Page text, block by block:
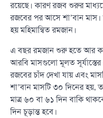
রয়েছে। কারণ রজব শুরুর
রজবের পর আসে শা’বান
হয় মহিমান্বিত রমজান।
এ বছর রমজান শুরু হতে আর
আরবি মাসগুলো মূলত
রজবের চাঁদ দেখা যায় এবং
শা’বান মাসটি ৩০ দিনের
মাত্র ৬০ বা ৬১ দিন বাকি
দিন চূড়ান্ত হবে।